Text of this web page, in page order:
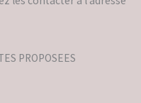
PROPOSEES